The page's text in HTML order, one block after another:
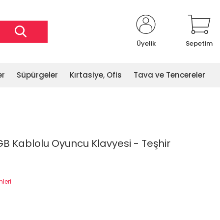
Üyelik Sepetim
Süpürgeler Kırtasiye, Ofis Tava ve Tencereler
Kablolu Oyuncu Klavyesi - Teşhir